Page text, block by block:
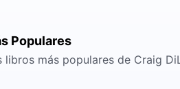
Populares
libros más populares de Craig